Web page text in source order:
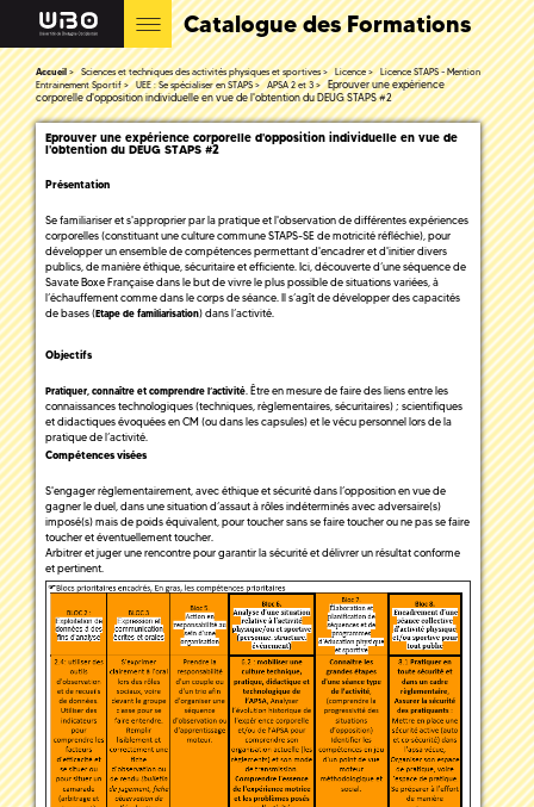
Catalogue des Formations
Accueil Sciences et techniques des activités physiques et sportives Licence
Licence STAPS - Mention
Entrainement Sportif
UEE : Se spécialiser en STAPS APSA 2 et 3
Eprouver une expérience
corporelle d'opposition individuelle en vue de l'obtention du DEUG STAPS #2
Eprouver une expérience corporelle d'opposition individuelle en vue de
l'obtention du DEUG STAPS #2
Présentation
Se familiariser et s'approprier par la pratique et l'observation de différentes expériences
corporelles (constituant une culture commune STAPS-SE de motricité réfléchie), pour
développer un ensemble de compétences permettant d'encadrer et d'initier divers
publics, de manière éthique, sécuritaire et efficiente. Ici, découverte d’une séquence de
Savate Boxe Française dans le but de vivre le plus possible de situations variées, à
l’échauffement comme dans le corps de séance. Il s’agît de développer des capacités
de bases (Etape de familiarisation) dans l’activité.
Objectifs
Pratiquer, connaître et comprendre l’activité . Être en mesure de faire des liens entre les
connaissances technologiques (techniques, règlementaires, sécuritaires) ; scientifiques
et didactiques évoquées en CM (ou dans les capsules) et le vécu personnel lors de la
pratique de l’activité.
Compétences visées
S'engager règlementairement, avec éthique et sécurité dans l’opposition en vue de
gagner le duel, dans une situation d’assaut à rôles indéterminés avec adversaire(s)
imposé(s) mais de poids équivalent, pour toucher sans se faire toucher ou ne pas se faire
toucher et éventuellement toucher.
Arbitrer et juger une rencontre pour garantir la sécurité et délivrer un résultat conforme
et pertinent.